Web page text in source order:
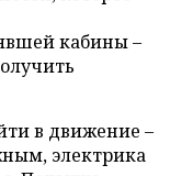
кабины –
в движение –
электрика